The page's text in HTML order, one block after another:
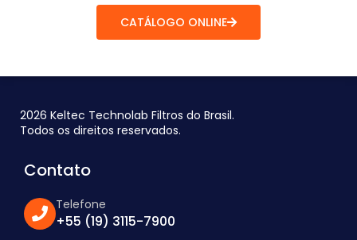
CATÁLOGO ONLINE
2026 Keltec Technolab Filtros do Brasil.
Todos os direitos reservados.
Contato
Telefone
+55 (19) 3115-7900